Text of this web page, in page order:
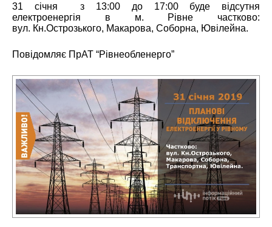
31 січня з 13:00 до 17:00 буде відсутня
електроенергія в м. Рівне частково:
вул. Кн.Острозького, Макарова, Соборна, Ювілейна.
Повідомляє ПрАТ “Рівнеобленерго”